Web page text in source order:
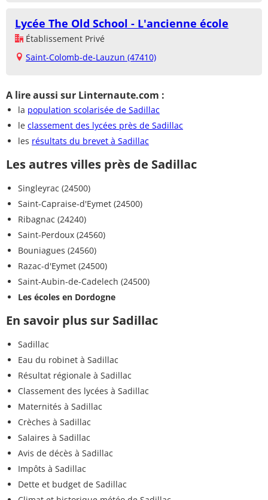
Lycée The Old School - L'ancienne école
Établissement Privé
Saint-Colomb-de-Lauzun (47410)
A lire aussi sur Linternaute.com :
la population scolarisée de Sadillac
le classement des lycées près de Sadillac
les résultats du brevet à Sadillac
Les autres villes près de Sadillac
Singleyrac (24500)
Saint-Capraise-d'Eymet (24500)
Ribagnac (24240)
Saint-Perdoux (24560)
Bouniagues (24560)
Razac-d'Eymet (24500)
Saint-Aubin-de-Cadelech (24500)
Les écoles en Dordogne
En savoir plus sur Sadillac
Sadillac
Eau du robinet à Sadillac
Résultat régionale à Sadillac
Classement des lycées à Sadillac
Maternités à Sadillac
Crèches à Sadillac
Salaires à Sadillac
Avis de décès à Sadillac
Impôts à Sadillac
Dette et budget de Sadillac